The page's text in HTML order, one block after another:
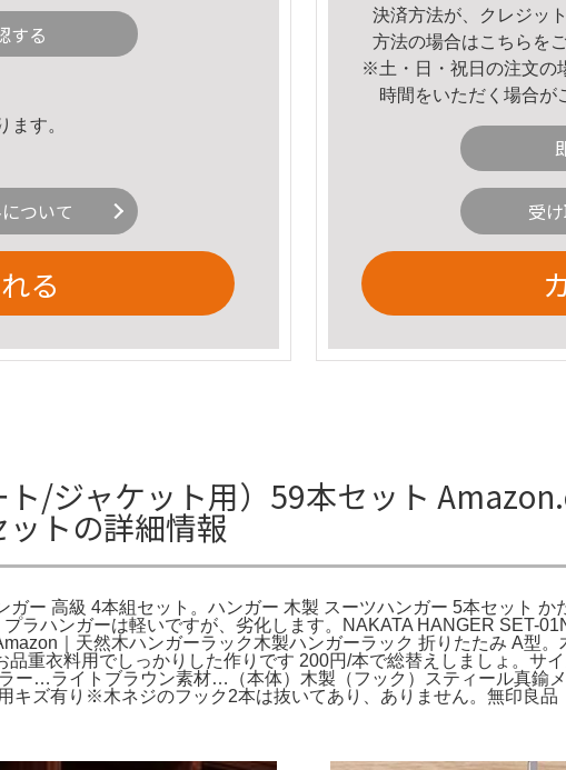
する
ます。
ついて
る
決済方法が、クレジッ
方法の場合はこちら を
※土・日・祝日の注文の
時間をいただく場合が
受
/ジャケット用）59本セット
トの詳細情報
ー 高級 4本組セット。ハンガー 木製 スーツハンガー 5本セット
ラハンガーは軽いですが、劣化します。NAKATA HANGER SET-
｜天然木ハンガーラック木製ハンガーラック 折りたたみ A型
重衣料用でしっかりした作りです 200円/本で総替えしましょ。サ
ー…ライトブラウン素材…（本体）木製（フック）スティール真鍮
キズ有り※木ネジのフック2本は抜いてあり、ありません。無印